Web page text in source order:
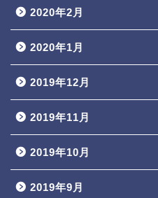
2020年2月
2020年1月
2019年12月
2019年11月
2019年10月
2019年9月